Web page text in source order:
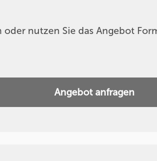
oder nutzen Sie das Angebot
Angebot anfragen